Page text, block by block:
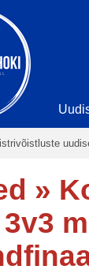
»